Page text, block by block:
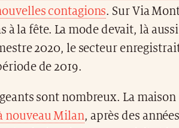
contagions. Sur Via
à la fête. La mode devait, là
2020, le secteur
de 2019.
sont nombreux. La maison
nouveau Milan, après des